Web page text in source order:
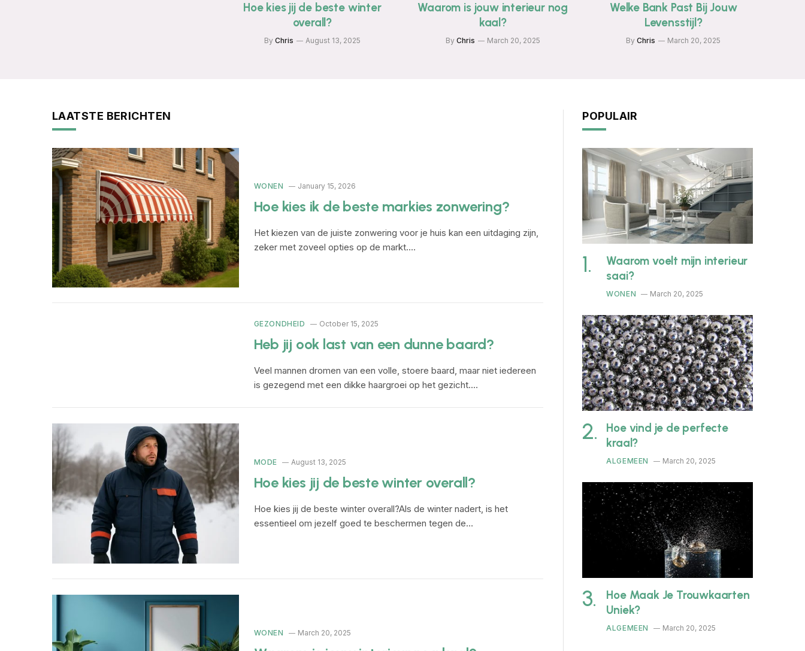
Hoe kies jij de beste winter
overall?
By Chris August 13, 2025
Waarom is jouw interieur nog
kaal?
By Chris March 20, 2025
Welke Bank Past Bij Jouw
Levensstijl?
By Chris March 20, 2025
LAATSTE BERICHTEN
WONEN January 15, 2026
Hoe kies ik de beste markies zonwering?
Het kiezen van de juiste zonwering voor je huis kan een uitdaging zijn,
zeker met zoveel opties op de markt.…
GEZONDHEID October 15, 2025
Heb jij ook last van een dunne baard?
Veel mannen dromen van een volle, stoere baard, maar niet iedereen
is gezegend met een dikke haargroei op het gezicht.…
MODE August 13, 2025
Hoe kies jij de beste winter overall?
Hoe kies jij de beste winter overall?Als de winter nadert, is het
essentieel om jezelf goed te beschermen tegen de…
WONEN March 20, 2025
POPULAIR
Waarom voelt mijn interieur
saai?
WONEN March 20, 2025
Hoe vind je de perfecte
kraal?
ALGEMEEN March 20, 2025
Hoe Maak Je Trouwkaarten
Uniek?
ALGEMEEN March 20, 2025